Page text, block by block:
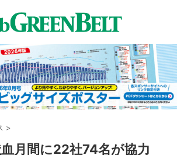
>
月間に22社74名が協力